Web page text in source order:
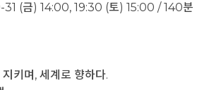
(금) 14:00, 19:30 (토) 15:00 / 140분
키며, 세계로 향하다.